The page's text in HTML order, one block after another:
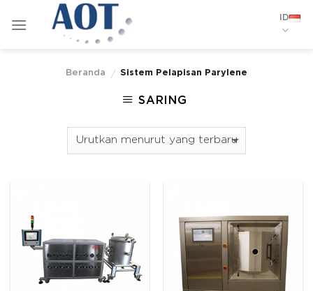
to
ID
Beranda / Sistem Pelapisan Parylene
SARING